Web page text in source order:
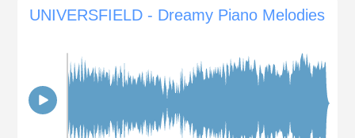
UNIVERSFIELD - Dreamy Piano Melodies